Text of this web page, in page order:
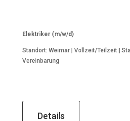
Elektriker (m/w/d)
Standort: Weimar | Vollzeit/Teilzeit |
Vereinbarung
Details